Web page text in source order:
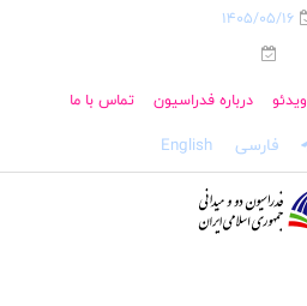
1405/05/16
ویدئو درباره فدراسیون تماس با ما
فارسی English